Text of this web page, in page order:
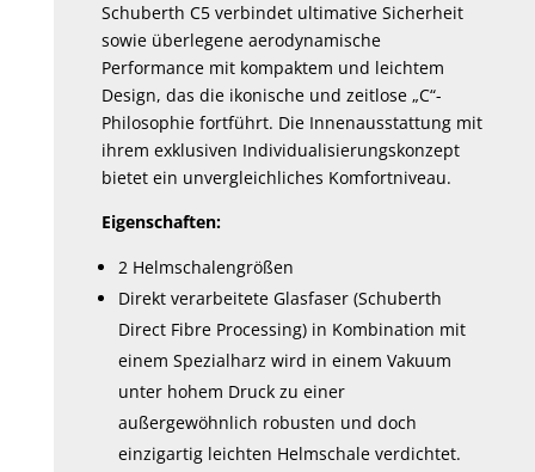
Schuberth C5 verbindet ultimative Sicherheit
sowie überlegene aerodynamische
Performance mit kompaktem und leichtem
Design, das die ikonische und zeitlose „C“-
Philosophie fortführt. Die Innenausstattung mit
ihrem exklusiven Individualisierungskonzept
bietet ein unvergleichliches Komfortniveau.
Eigenschaften:
2 Helmschalengrößen
Direkt verarbeitete Glasfaser (Schuberth
Direct Fibre Processing) in Kombination mit
einem Spezialharz wird in einem Vakuum
unter hohem Druck zu einer
außergewöhnlich robusten und doch
einzigartig leichten Helmschale verdichtet.